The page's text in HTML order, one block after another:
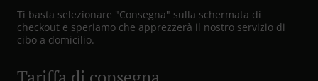
Ti basta selezionare "Consegna" sulla schermata di
checkout e speriamo che apprezzerà il nostro servizio di
cibo a domicilio.